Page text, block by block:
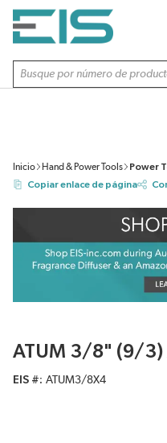
SALTAR AL CONTENIDO
Búsqueda de sitio
Inicio Hand & Power Tools
Power
Copiar enlace de página
ATUM 3/8" (9/3)
EIS # ATUM3/8X4